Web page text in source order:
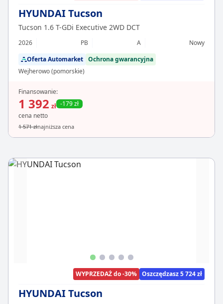
HYUNDAI Tucson
Tucson 1.6 T-GDi Executive 2WD DCT
2026 PB A
Nowy
Oferta Automarket Ochrona gwarancyjna
Wejherowo (pomorskie)
Finansowanie:
1 392 zł -179 zł
cena netto
1 571 złnajniższa cena
WYPRZEDAŻ do -30% Oszczędzasz 5 724 zł
HYUNDAI Tucson